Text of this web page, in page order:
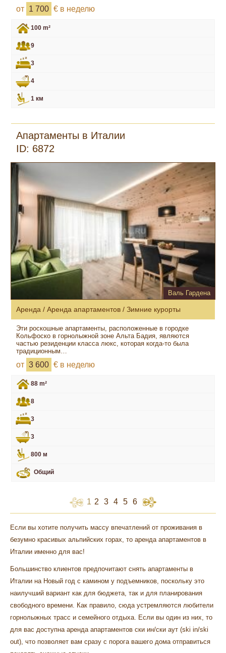
от 1 700 € в неделю
100 m²
9
3
4
1 км
Апартаменты в Италии
ID: 6872
Валь Гардена
Аренда / Аренда апартаментов / Зимние курорты
Эти роскошные апартаменты, расположенные в городке
Кольфоско в горнолыжной зоне Альта Бадия, являются
частью резиденции класса люкс, которая когда-то была
традиционным…
от 3 600 € в неделю
88 m²
8
3
3
800 м
Общий
1 2 3 4 5 6
Если вы хотите получить массу впечатлений от проживания в
безумно красивых альпийских горах, то аренда апартаментов в
Италии именно для вас!
Большинство клиентов предпочитают снять апартаменты в
Италии на Новый год с камином у подъемников, поскольку это
наилучший вариант как для бюджета, так и для планирования
свободного времени. Как правило, сюда устремляются любители
горнолыжных трасс и семейного отдыха. Если вы один из них, то
для вас доступна аренда апартаментов ски ин/ски аут (ski in/ski
out), что позволяет вам сразу с порога вашего дома отправиться